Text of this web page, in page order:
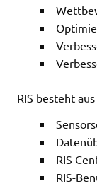
RIS besteht
RIS
RIS-